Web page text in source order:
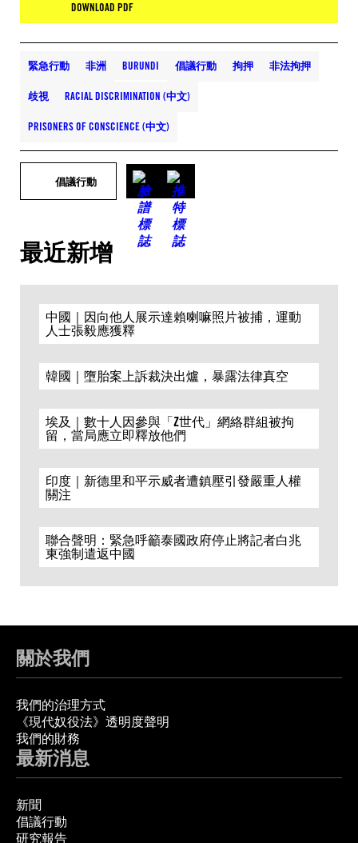
DOWNLOAD PDF
緊急行動 非洲 BURUNDI 倡議行動 拘押 非法拘押
歧視 RACIAL DISCRIMINATION (中文)
PRISONERS OF CONSCIENCE (中文)
倡議行動
最近新增
中國｜因向他人展示達賴喇嘛照片被捕，運動
人士張毅應獲釋
韓國｜墮胎案上訴裁決出爐，暴露法律真空
埃及｜數十人因參與「Z世代」網絡群組被拘
留，當局應立即釋放他們
印度｜新德里和平示威者遭鎮壓引發嚴重人權
關注
聯合聲明：緊急呼籲泰國政府停止將記者白兆
東強制遣返中國
關於我們
我們的治理方式
《現代奴役法》透明度聲明
我們的財務
最新消息
新聞
倡議行動
研究報告